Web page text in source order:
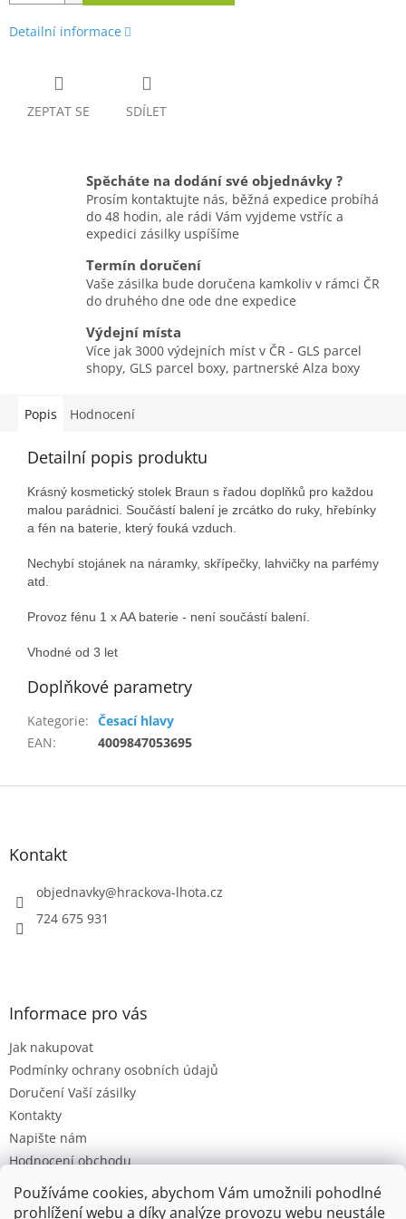
Používáme cookies, abychom Vám umožnili pohodlné
prohlížení webu a díky analýze provozu webu neustále
Detailní informace
ZEPTAT SE SDÍLET
Spěcháte na dodání své objednávky ?
Prosím kontaktujte nás, běžná expedice probíhá
do 48 hodin, ale rádi Vám vyjdeme vstříc a
expedici zásilky uspíšíme
Termín doručení
Vaše zásilka bude doručena kamkoliv v rámci ČR
do druhého dne ode dne expedice
Výdejní místa
Více jak 3000 výdejních míst v ČR - GLS parcel
shopy, GLS parcel boxy, partnerské Alza boxy
Popis Hodnocení
Detailní popis produktu
Krásný kosmetický stolek Braun s řadou doplňků pro každou
malou parádnici. Součástí balení je zrcátko do ruky, hřebínky
a fén na baterie, který fouká vzduch.
Nechybí stojánek na náramky, skřípečky, lahvičky na parfémy
atd.
Provoz fénu 1 x AA baterie - není součástí balení.
Vhodné od 3 let
Doplňkové parametry
Kategorie: Česací hlavy
EAN: 4009847053695
Z
Kontakt
objednavky@hrackova-lhota.cz
724 675 931
Informace pro vás
Jak nakupovat
Podmínky ochrany osobních údajů
Doručení Vaší zásilky
Kontakty
Napište nám
Hodnocení obchodu
Moje objednávka
Obchodní Podmínky